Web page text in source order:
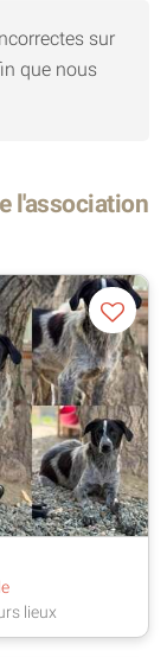
sur
que nous
l'association
lieux